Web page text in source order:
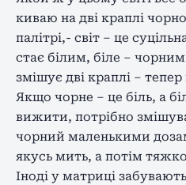
киваю на дві краплі
палітрі,- світ – це
стає білим, біле –
змішує дві краплі –
Якщо чорне – це біль, а
вижити, потрібно
чорний маленькими
якусь мить, а потім
Іноді у матриці